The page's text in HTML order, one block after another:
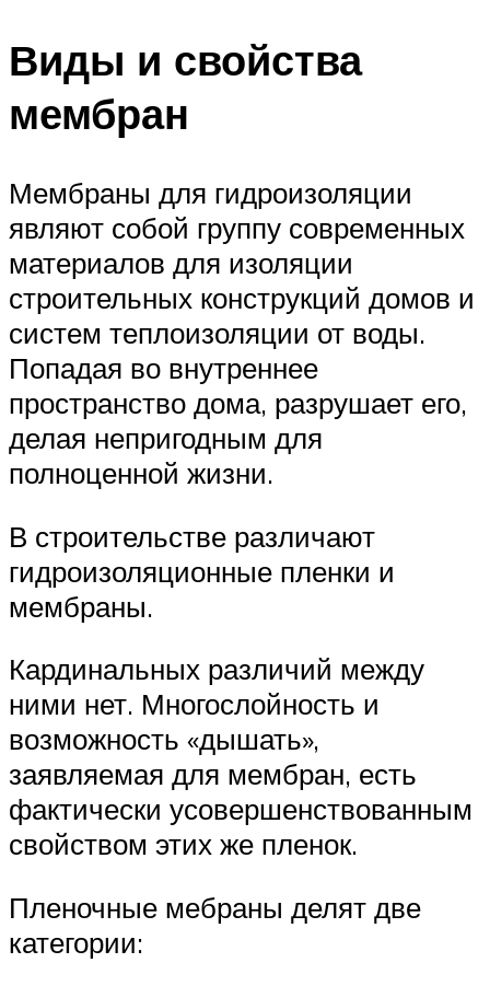
Виды и свойства
мембран
Мембраны для гидроизоляции
являют собой группу современных
материалов для изоляции
строительных конструкций домов и
систем теплоизоляции от воды.
Попадая во внутреннее
пространство дома, разрушает его,
делая непригодным для
полноценной жизни.
В строительстве различают
гидроизоляционные пленки и
мембраны.
Кардинальных различий между
ними нет. Многослойность и
возможность «дышать»,
заявляемая для мембран, есть
фактически усовершенствованным
свойством этих же пленок.
Пленочные мебраны делят две
категории: